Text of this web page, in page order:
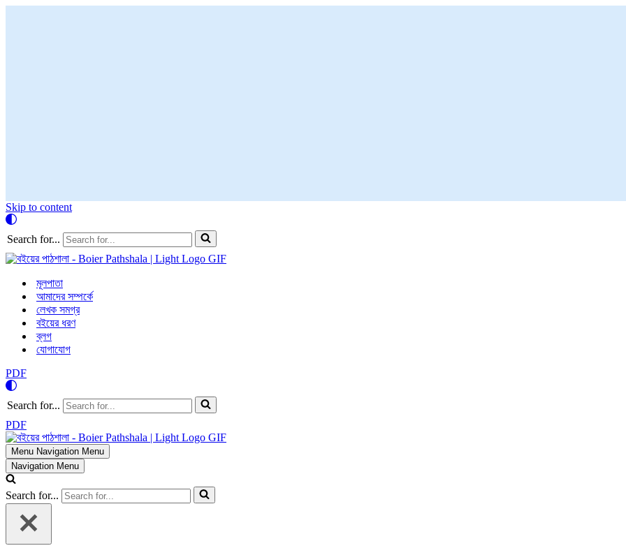
Skip to content
Search for...
মূলপাতা
আমাদের সম্পর্কে
লেখক সমগ্র
বইয়ের ধরণ
ব্লগ
যোগাযোগ
PDF
Search for...
PDF
Menu Navigation Menu
Navigation Menu
Search for...